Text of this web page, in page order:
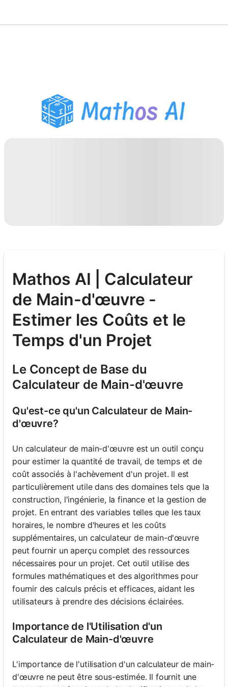
Assistant Devoirs PDF
Outils d'étude
Mathos AI | Calculateur
de Main-d'œuvre -
Estimer les Coûts et le
Temps d'un Projet
Le Concept de Base du
Calculateur de Main-d'œuvre
Qu'est-ce qu'un Calculateur de Main-
d'œuvre?
Un calculateur de main-d'œuvre est un outil conçu
pour estimer la quantité de travail, de temps et de
coût associés à l'achèvement d'un projet. Il est
particulièrement utile dans des domaines tels que la
construction, l'ingénierie, la finance et la gestion de
projet. En entrant des variables telles que les taux
horaires, le nombre d'heures et les coûts
supplémentaires, un calculateur de main-d'œuvre
peut fournir un aperçu complet des ressources
nécessaires pour un projet. Cet outil utilise des
formules mathématiques et des algorithmes pour
fournir des calculs précis et efficaces, aidant les
utilisateurs à prendre des décisions éclairées.
Importance de l'Utilisation d'un
Calculateur de Main-d'œuvre
L'importance de l'utilisation d'un calculateur de main-
d'œuvre ne peut être sous-estimée. Il fournit une